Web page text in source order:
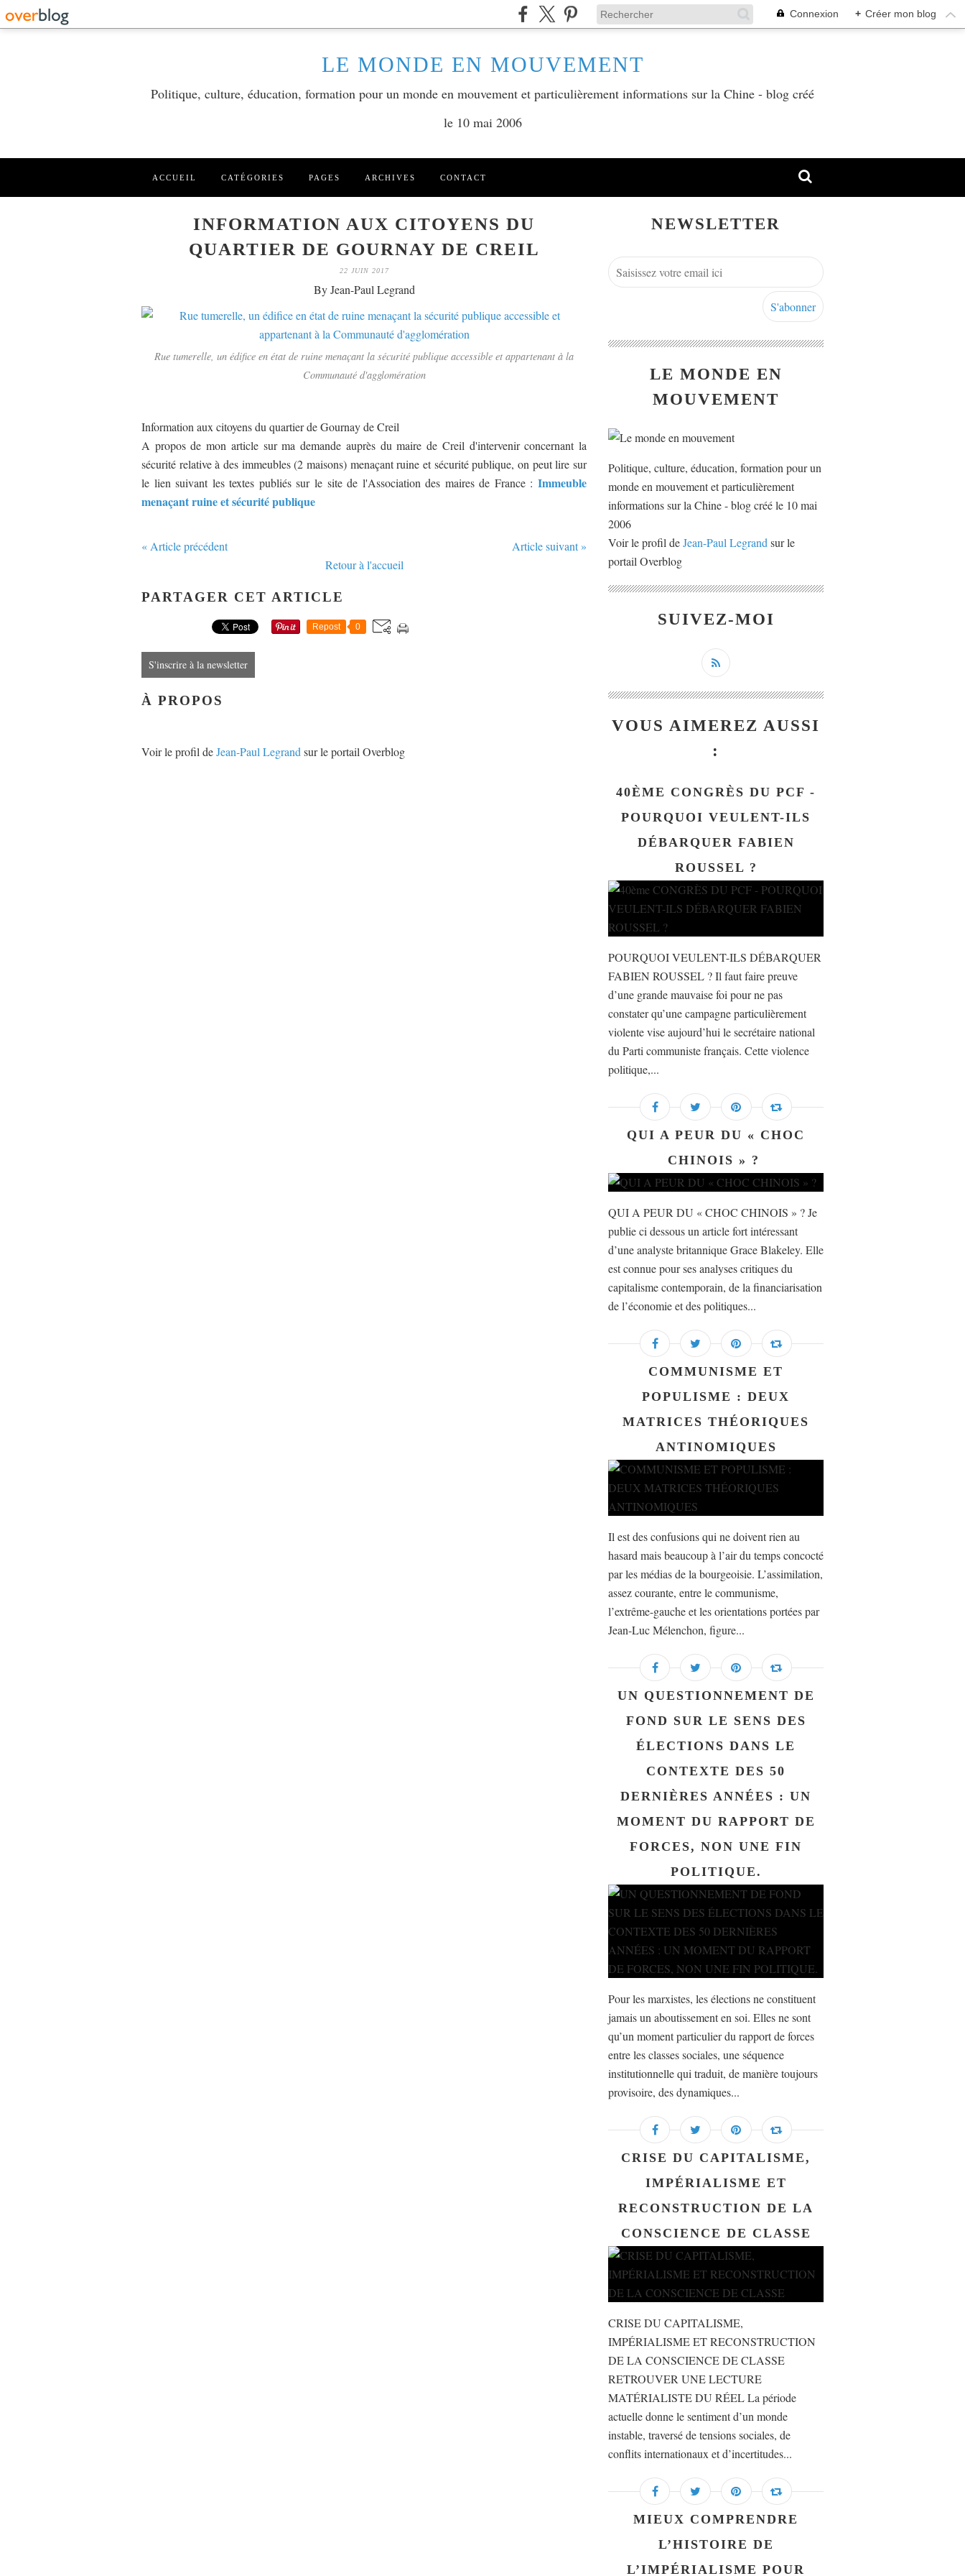
Connexion + Créer mon blog
LE MONDE EN MOUVEMENT
Politique, culture, éducation, formation pour un monde en mouvement et particulièrement informations sur la Chine - blog créé
le 10 mai 2006
ACCUEIL CATÉGORIES PAGES ARCHIVES CONTACT
INFORMATION AUX CITOYENS DU
QUARTIER DE GOURNAY DE CREIL
22 JUIN 2017
By Jean-Paul Legrand
Rue tumerelle, un édifice en état de ruine menaçant la sécurité publique accessible et appartenant à la
Communauté d'agglomération
Information aux citoyens du quartier de Gournay de Creil
A propos de mon article sur ma demande auprès du maire de Creil d'intervenir concernant la
sécurité relative à des immeubles (2 maisons) menaçant ruine et sécurité publique, on peut lire sur
le lien suivant les textes publiés sur le site de l'Association des maires de France : Immeuble
menaçant ruine et sécurité publique
« Article précédent
Article suivant »
Retour à l'accueil
PARTAGER CET ARTICLE
Repost 0
S'inscrire à la newsletter
À PROPOS
Voir le profil deJean-Paul Legrand sur le portail Overblog
NEWSLETTER
LE MONDE EN
MOUVEMENT
Politique, culture, éducation, formation pour un
monde en mouvement et particulièrement
informations sur la Chine - blog créé le 10 mai
2006
Voir le profil deJean-Paul Legrand sur le
portail Overblog
SUIVEZ-MOI
VOUS AIMEREZ AUSSI
:
40ÈME CONGRÈS DU PCF -
POURQUOI VEULENT-ILS
DÉBARQUER FABIEN
ROUSSEL ?
POURQUOI VEULENT-ILS DÉBARQUER
FABIEN ROUSSEL ? Il faut faire preuve
d’une grande mauvaise foi pour ne pas
constater qu’une campagne particulièrement
violente vise aujourd’hui le secrétaire national
du Parti communiste français. Cette violence
politique,...
QUI A PEUR DU « CHOC
CHINOIS » ?
QUI A PEUR DU « CHOC CHINOIS » ? Je
publie ci dessous un article fort intéressant
d’une analyste britannique Grace Blakeley. Elle
est connue pour ses analyses critiques du
capitalisme contemporain, de la financiarisation
de l’économie et des politiques...
COMMUNISME ET
POPULISME : DEUX
MATRICES THÉORIQUES
ANTINOMIQUES
Il est des confusions qui ne doivent rien au
hasard mais beaucoup à l’air du temps concocté
par les médias de la bourgeoisie. L’assimilation,
assez courante, entre le communisme,
l’extrême-gauche et les orientations portées par
Jean-Luc Mélenchon, figure...
UN QUESTIONNEMENT DE
FOND SUR LE SENS DES
ÉLECTIONS DANS LE
CONTEXTE DES 50
DERNIÈRES ANNÉES : UN
MOMENT DU RAPPORT DE
FORCES, NON UNE FIN
POLITIQUE.
Pour les marxistes, les élections ne constituent
jamais un aboutissement en soi. Elles ne sont
qu’un moment particulier du rapport de forces
entre les classes sociales, une séquence
institutionnelle qui traduit, de manière toujours
provisoire, des dynamiques...
CRISE DU CAPITALISME,
IMPÉRIALISME ET
RECONSTRUCTION DE LA
CONSCIENCE DE CLASSE
CRISE DU CAPITALISME,
IMPÉRIALISME ET RECONSTRUCTION
DE LA CONSCIENCE DE CLASSE
RETROUVER UNE LECTURE
MATÉRIALISTE DU RÉEL La période
actuelle donne le sentiment d’un monde
instable, traversé de tensions sociales, de
conflits internationaux et d’incertitudes...
MIEUX COMPRENDRE
L’HISTOIRE DE
L’IMPÉRIALISME POUR